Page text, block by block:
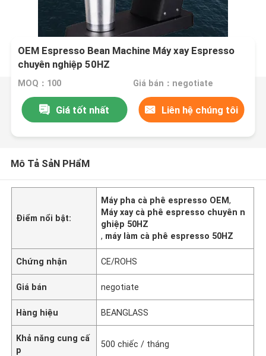
OEM Espresso Bean Machine Máy xay Espresso
chuyên nghiệp 50HZ
MOQ：100 Giá bán：negotiate
Giá tốt nhất Liên hệ chúng tôi
Mô Tả SảN PHẩM
Điểm nổi bật:
Máy pha cà phê espresso OEM,
Máy xay cà phê espresso chuyên n
ghiệp 50HZ
, máy làm cà phê espresso 50HZ
Chứng nhận CE/ROHS
Giá bán negotiate
Hàng hiệu BEANGLASS
Khả năng cung cấ
p
500 chiếc / tháng